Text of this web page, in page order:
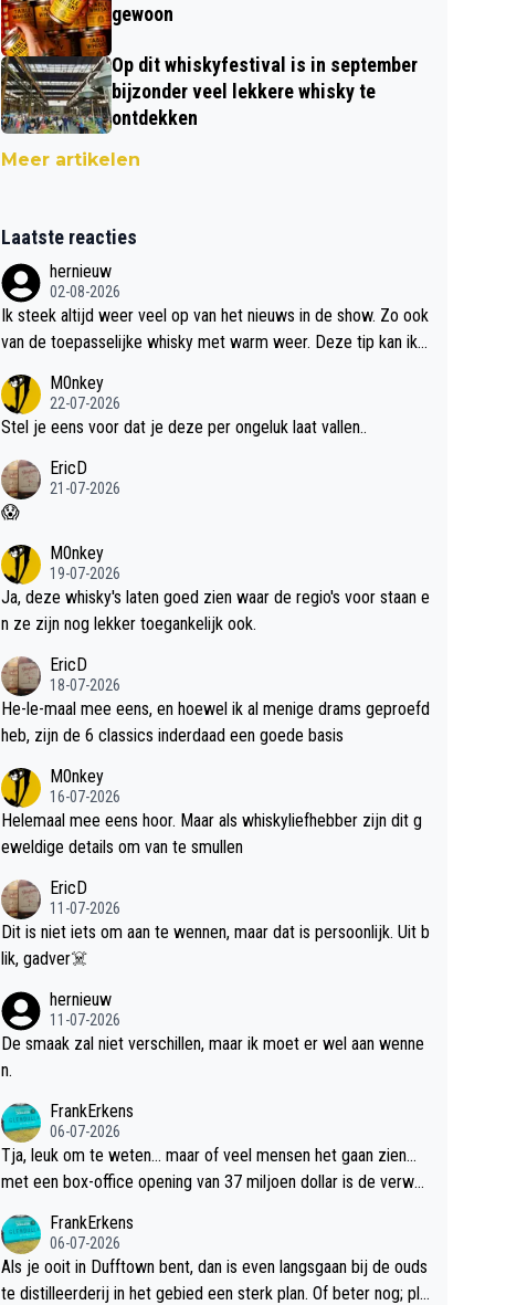
gewoon
Op dit whiskyfestival is in september
bijzonder veel lekkere whisky te
ontdekken
Meer artikelen
Laatste reacties
hernieuw
02-08-2026
Ik steek altijd weer veel op van het nieuws in de show. Zo ook
van de toepasselijke whisky met warm weer. Deze tip kan ik
M0nkey
22-07-2026
Stel je eens voor dat je deze per ongeluk laat vallen..
EricD
21-07-2026
😱
M0nkey
19-07-2026
Ja, deze whisky's laten goed zien waar de regio's voor staan e
n ze zijn nog lekker toegankelijk ook.
EricD
18-07-2026
He-le-maal mee eens, en hoewel ik al menige drams geproefd
heb, zijn de 6 classics inderdaad een goede basis
M0nkey
16-07-2026
Helemaal mee eens hoor. Maar als whiskyliefhebber zijn dit g
eweldige details om van te smullen
EricD
11-07-2026
Dit is niet iets om aan te wennen, maar dat is persoonlijk. Uit b
lik, gadver☠️
hernieuw
11-07-2026
De smaak zal niet verschillen, maar ik moet er wel aan wenne
n.
FrankErkens
06-07-2026
Tja, leuk om te weten... maar of veel mensen het gaan zien...
met een box-office opening van 37 miljoen dollar is de verwa
FrankErkens
06-07-2026
Als je ooit in Dufftown bent, dan is even langsgaan bij de ouds
te distilleerderij in het gebied een sterk plan. Of beter nog; pla